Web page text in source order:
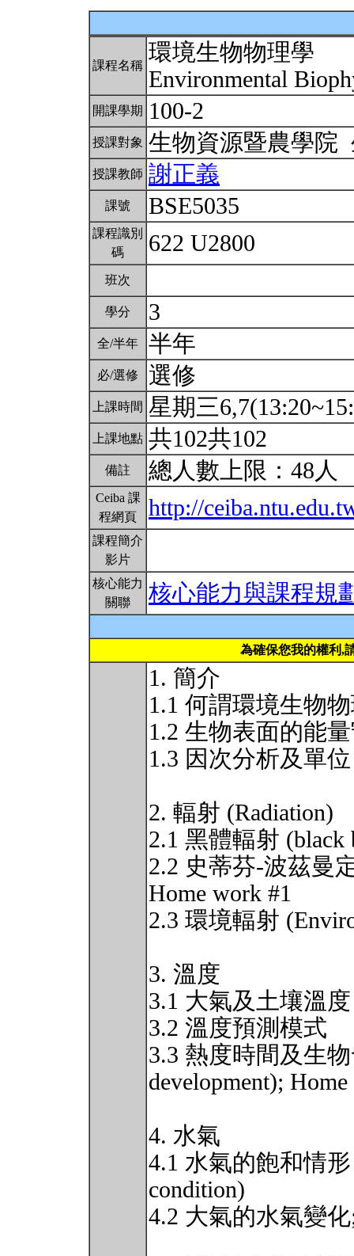
課程名稱 環境生物物理學
Environmental
開課學期 100-2
授課對象 生物資源暨農學
授課教師 謝正義
課號 BSE5035
課程識別
碼
622 U2800
班次
學分 3
全/半年 半年
必/選修 選修
上課時間 星期三
上課地點 共102共102
備註 總人數上限：48人
Ceiba 課
程網頁
http://
課程簡介
影片
核心能力
關聯
核心能力與課程規
為確保您我的權利,
1. 簡介
1.1 何謂環境生物
1.2 生物表面的能
1.3 因次分析及單位
2. 輻射 (Radiation)
2.1 黑體輻射 (black
2.2 史蒂芬-波茲曼
Home work #1
2.3 環境輻射
3. 溫度
3.1 大氣及土壤溫度
3.2 溫度預測模式
3.3 熱度時間及生
development);
4. 水氣
4.1 水氣的飽和情形
condition)
4.2 大氣的水氣變